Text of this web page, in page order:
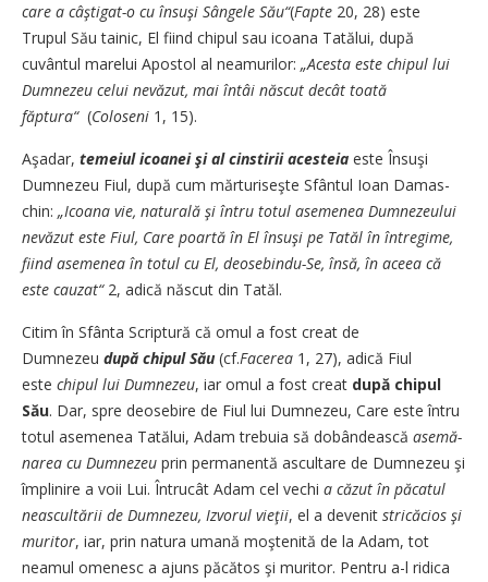
care a câştigat-o cu în­suşi Sângele Său“(Fapte 20, 28) este
Trupul Său tainic, El fi­ind chipul sau icoana Tatălui, du­pă
cuvântul marelui Apostol al neamurilor: „Acesta este chi­pul lui
Dumnezeu celui ne­vă­zut, mai întâi născut decât toa­tă
făptura“ (Coloseni 1, 15).
Aşadar, temeiul icoanei şi al cin­stirii acesteia este Însuşi
Dum­nezeu Fiul, după cum măr­turiseşte Sfântul Ioan Da­mas­
chin: „Icoana vie, naturală şi întru totul asemenea Dum­nezeului
nevăzut este Fiul, Ca­re poartă în El însuşi pe Tatăl în întregime,
fiind asemenea în to­tul cu El, deosebindu-Se, în­să, în aceea că
este cauzat“ 2, a­di­­că născut din Tatăl.
Citim în Sfânta Scriptură că o­mul a fost creat de
Dumnezeu du­pă chipul Său(cf.Facerea 1, 27), adică Fiul
este chipul lui Dum­nezeu, iar omul a fost cre­at după chipul
Său. Dar, spre de­osebire de Fiul lui Dum­nezeu, Care este întru
totul a­se­menea Tatălui, Adam trebuia să dobândească asemă­
na­rea cu Dumnezeu prin per­ma­nen­­tă ascultare de Dumnezeu şi
împlinire a voii Lui. Întrucât A­dam cel vechi a căzut în pă­ca­tul
neascultării de Dumnezeu, Iz­vorul vieţii, el a devenit stri­că­cios şi
muritor, iar, prin na­tu­ra umană moştenită de la A­dam, tot
neamul omenesc a a­juns păcătos şi muritor. Pentru a-l ridica